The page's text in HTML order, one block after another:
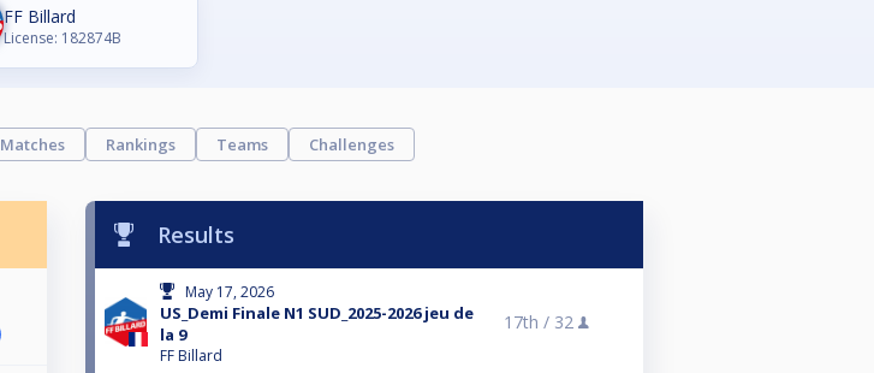
FF Billard
License: 182874B
Matches Rankings Teams Challenges
Results
May 17, 2026
US_Demi Finale N1 SUD_2025-2026 jeu de
la 9
FF Billard
17th / 32